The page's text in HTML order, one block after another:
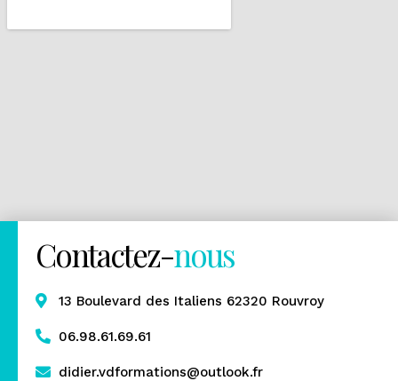
Contactez-nous
13 Boulevard des Italiens 62320 Rouvroy
06.98.61.69.61
didier.vdformations@outlook.fr